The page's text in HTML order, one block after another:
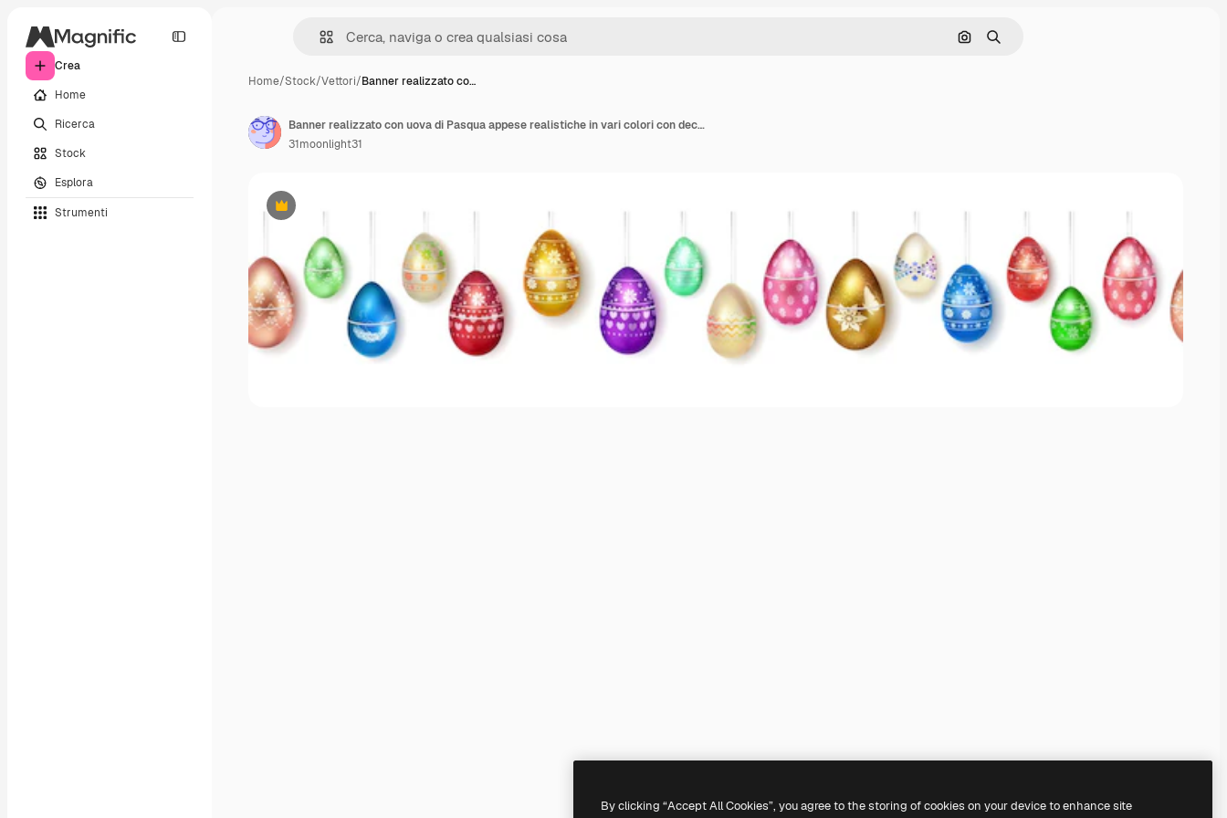
Crea
Home
Ricerca
Stock
Esplora
Strumenti
Cerca per immagine
Ricerca
Home/Stock/Vettori/Banner realizzato co…
Premium
Banner realizzato con uova di Pasqua appese realistiche in vari colori con decorazioni colorate su bianco
31moonlight31
By clicking “Accept All Cookies”, you agree to the storing of cookies on your device to enhance site